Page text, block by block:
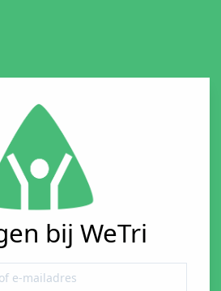
bij WeTri